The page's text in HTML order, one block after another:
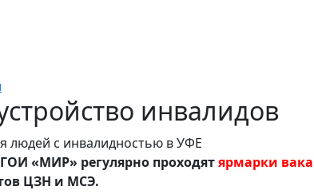
инвалидов
«МИР» регулярно проходятярмарки
ЦЗН и МСЭ.